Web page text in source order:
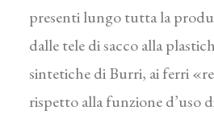
presenti lungo tutta la
dalle tele di sacco alla
sintetiche di Burri, ai ferri
rispetto alla funzione d’uso